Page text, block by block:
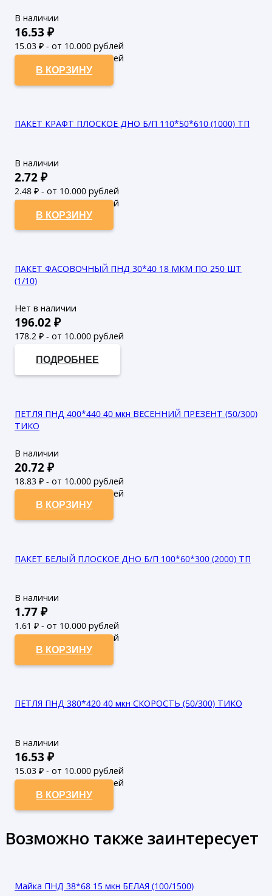
В наличии
16.53 ₽
15.03 ₽ - от 10.000 рублей
13.66₽ - от 50.000 рублей
В КОРЗИНУ
ПАКЕТ КРАФТ ПЛОСКОЕ ДНО Б/П 110*50*610 (1000) ТП
В наличии
2.72₽
2.48 ₽ - от 10.000 рублей
2.25₽ - от 50.000 рублей
В КОРЗИНУ
ПАКЕТ ФАСОВОЧНЫЙ ПНД 30*40 18 МКМ ПО 250 ШТ
(1/10)
Нет в наличии
196.02₽
178.2 ₽ - от 10.000 рублей
ПОДРОБНЕЕ
ПЕТЛЯ ПНД 400*440 40 мкн ВЕСЕННИЙ ПРЕЗЕНТ (50/300)
ТИКО
В наличии
20.72₽
18.83 ₽ - от 10.000 рублей
17.12₽ - от 50.000 рублей
В КОРЗИНУ
ПАКЕТ БЕЛЫЙ ПЛОСКОЕ ДНО Б/П 100*60*300 (2000) ТП
В наличии
1.77₽
1.61 ₽ - от 10.000 рублей
1.46₽ - от 50.000 рублей
В КОРЗИНУ
ПЕТЛЯ ПНД 380*420 40 мкн СКОРОСТЬ (50/300) ТИКО
В наличии
16.53 ₽
15.03 ₽ - от 10.000 рублей
13.66₽ - от 50.000 рублей
В КОРЗИНУ
Возможно также заинтересует
Майка ПНД 38*68 15 мкн БЕЛАЯ (100/1500)